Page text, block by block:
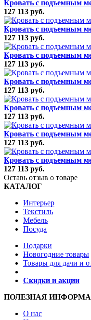
Кровать с подъемным
127 113 руб.
Кровать с подъемным
127 113 руб.
Кровать с подъемным
127 113 руб.
Кровать с подъемным
127 113 руб.
Кровать с подъемным
127 113 руб.
Кровать с подъемным
127 113 руб.
Кровать с подъемным
127 113 руб.
Оставь отзыв о товаре
КАТАЛОГ
Интерьер
Текстиль
Мебель
Посуда
Подарки
Новогодние товары
Товары для дачи и
Скидки и акции
ПОЛЕЗНАЯ
О нас